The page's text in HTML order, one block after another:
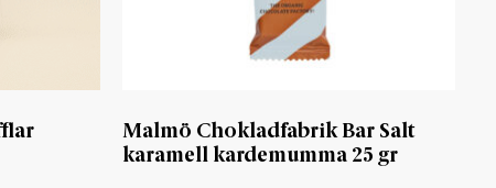
Malmö Chokladfabrik Bar Salt
karamell kardemumma 25 gr